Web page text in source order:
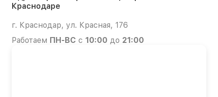
Краснодаре
г. Краснодар, ул. Красная, 176
Работаем ПН-ВС с 10:00 до 21:00